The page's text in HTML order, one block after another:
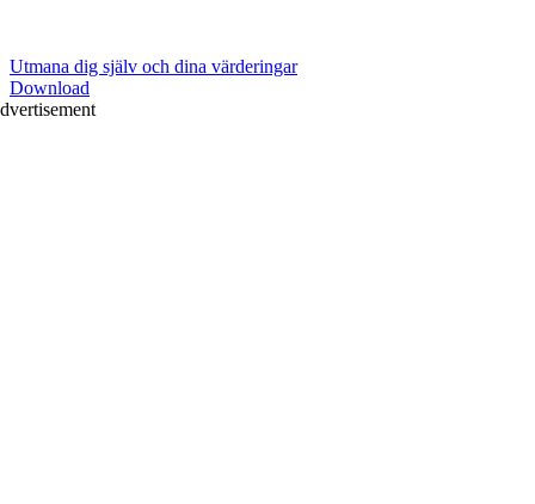
Utmana dig själv och dina värderingar
Download